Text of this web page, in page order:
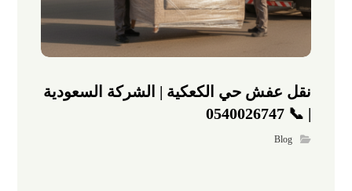
نقل عفش حي الكعكية | الشركة السعودية
| 📞 0540026747
Blog